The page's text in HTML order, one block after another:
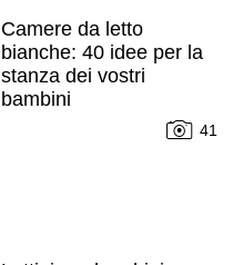
Camere da letto
bianche: 40 idee per la
stanza dei vostri
bambini
41